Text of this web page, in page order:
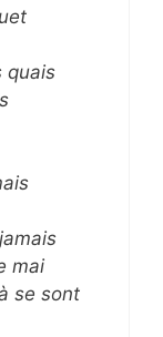
quais
mai
se sont